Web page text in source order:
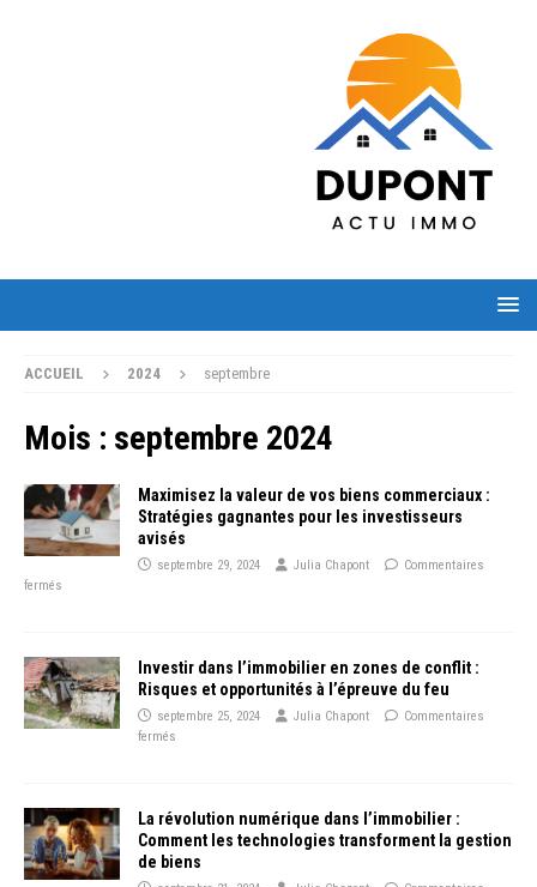
ACCUEIL 2024 septembre
Mois : septembre 2024
Maximisez la valeur de vos biens commerciaux :
Stratégies gagnantes pour les investisseurs
avisés
septembre 29, 2024 Julia Chapont
Commentaires
fermés
Investir dans l’immobilier en zones de conflit :
Risques et opportunités à l’épreuve du feu
septembre 25, 2024 Julia Chapont
Commentaires
fermés
La révolution numérique dans l’immobilier :
Comment les technologies transforment la gestion
de biens